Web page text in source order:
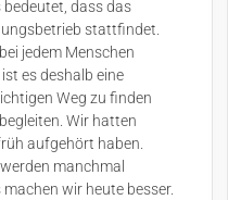
dass das
stattfindet.
jedem Menschen
es deshalb eine
Weg zu finden
Wir hatten
aufgehört haben.
manchmal
wir heute besser.